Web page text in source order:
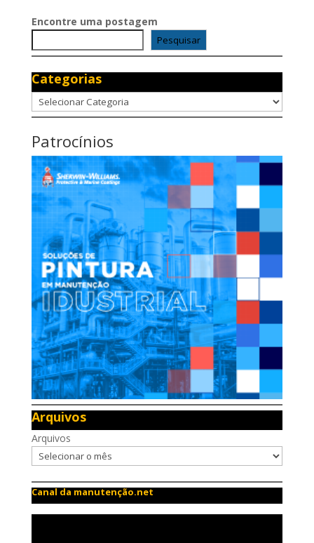
Encontre uma postagem
Pesquisar
Categorias
Categorias
Patrocínios
Arquivos
Arquivos
Canal da manutenção.net